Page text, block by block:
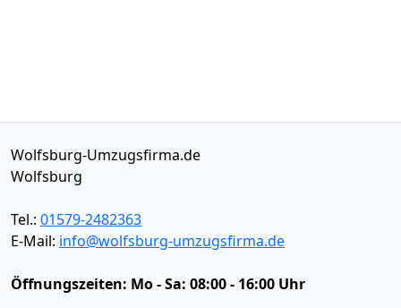
Wolfsburg-Umzugsfirma.de
Wolfsburg
Tel.: 01579-2482363
E-Mail: info@wolfsburg-umzugsfirma.de
Öffnungszeiten: Mo - Sa: 08:00 - 16:00 Uhr